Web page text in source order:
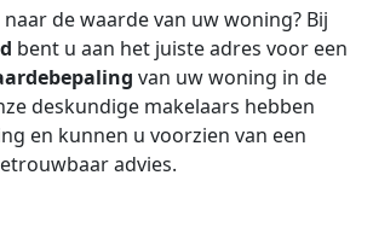
de waarde van uw woning? Bij
bent u aan het juiste adres voor een
van uw woning in de
deskundige makelaars hebben
en kunnen u voorzien van een
advies.